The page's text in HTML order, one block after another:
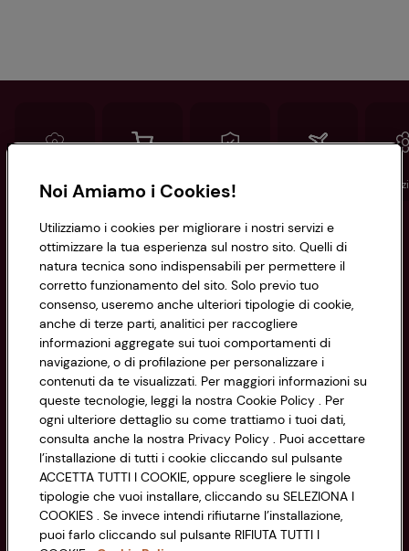
Conad Spesa online Assicurazioni
Informazioni
Privacy Policy
Cookie Policy
Impostazioni Cookie
Accessibilità
CONAD SOCIETÀ COOPERATIVA
Via Michelino, 59 | 40127 BOLOGNA
Codice Fiscale e Registro Imprese
di Bologna 00865960157
PARTITA IVA 03320960374
Servizio clienti
Noi Amiamo i Cookies!
Utilizziamo i cookies per migliorare i nostri servizi e
ottimizzare la tua esperienza sul nostro sito. Quelli di
natura tecnica sono indispensabili per permettere il
corretto funzionamento del sito. Solo previo tuo
consenso, useremo anche ulteriori tipologie di cookie,
anche di terze parti, analitici per raccogliere
informazioni aggregate sui tuoi comportamenti di
navigazione, o di profilazione per personalizzare i
contenuti da te visualizzati. Per maggiori informazioni su
queste tecnologie, leggi la nostra Cookie Policy . Per
ogni ulteriore dettaglio su come trattiamo i tuoi dati,
consulta anche la nostra Privacy Policy . Puoi accettare
l’installazione di tutti i cookie cliccando sul pulsante
ACCETTA TUTTI I COOKIE, oppure scegliere le singole
tipologie che vuoi installare, cliccando su SELEZIONA I
COOKIES . Se invece intendi rifiutarne l’installazione,
puoi farlo cliccando sul pulsante RIFIUTA TUTTI I